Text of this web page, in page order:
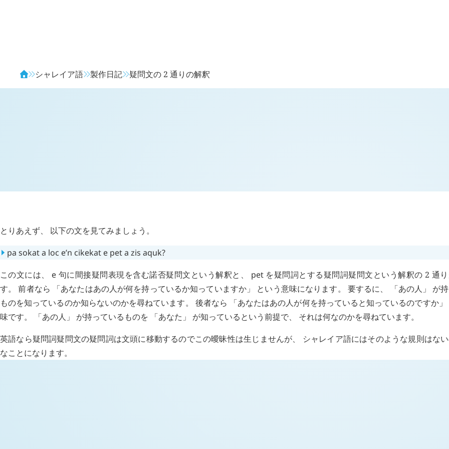
シャレイア語 製作日記 疑問文の 2 通りの解釈
とりあえず、 以下の文を見てみましょう。
pa sokata loc e’n cikekat e peta zis aquk?
この文には、 e 句に間接疑問表現を含む諾否疑問文という解釈と、 petを疑問詞とする疑問詞疑問文という解釈の 2 通
す。 前者なら 「あなたはあの人が何を持っているか知っていますか」 という意味になります。 要するに、 「あの人」 が
ものを知っているのか知らないのかを尋ねています。 後者なら 「あなたはあの人が何を持っていると知っているのですか
味です。 「あの人」 が持っているものを 「あなた」 が知っているという前提で、 それは何なのかを尋ねています。
英語なら疑問詞疑問文の疑問詞は文頭に移動するのでこの曖昧性は生じませんが、 シャレイア語にはそのような規則はな
なことになります。